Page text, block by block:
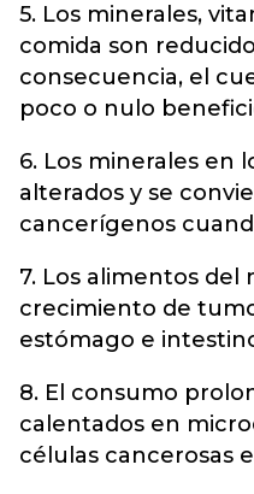
5. Los minerales,
comida son
consecuencia, el
poco o nulo
6. Los minerales en
alterados y se
cancerígenos
7. Los alimentos del
crecimiento de
estómago e
8. El consumo
calentados en
células cancerosas